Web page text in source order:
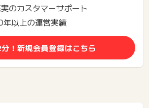
のカスタマーサポート
以上の運営実績
！新規会員登録はこちら